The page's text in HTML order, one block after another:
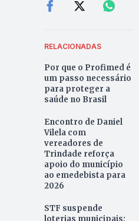
RELACIONADAS
Por que o Profimed é
um passo necessário
para proteger a
saúde no Brasil
Encontro de Daniel
Vilela com
vereadores de
Trindade reforça
apoio do município
ao emedebista para
2026
STF suspende